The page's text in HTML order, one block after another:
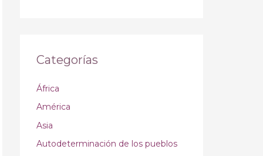
Categorías
África
América
Asia
Autodeterminación de los pueblos